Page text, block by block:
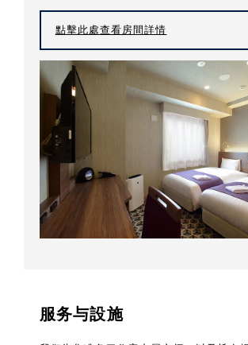
點擊此處查看房間詳情
服务与設施